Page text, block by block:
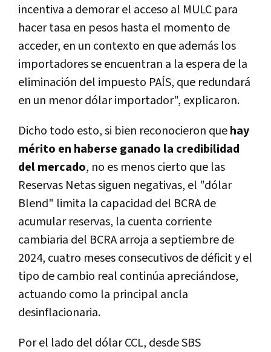
incentiva a demorar el acceso al MULC para
hacer tasa en pesos hasta el momento de
acceder, en un contexto en que además los
importadores se encuentran a la espera de la
eliminación del impuesto PAÍS, que redundará
en un menor dólar importador", explicaron.
Dicho todo esto, si bien reconocieron quehay
mérito en haberse ganado la credibilidad
del mercado, no es menos cierto que las
Reservas Netas siguen negativas, el "dólar
Blend" limita la capacidad del BCRA de
acumular reservas, la cuenta corriente
cambiaria del BCRA arroja a septiembre de
2024, cuatro meses consecutivos de déficit y el
tipo de cambio real continúa apreciándose,
actuando como la principal ancla
desinflacionaria.
Por el lado del dólar CCL, desde SBS